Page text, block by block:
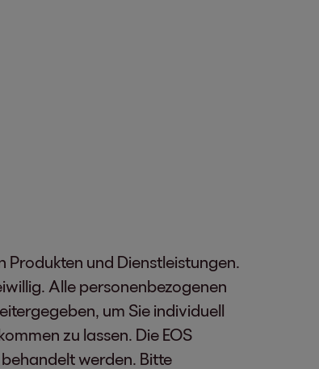
Produkten und Dienstleistungen.
Alle personenbezogenen
um Sie individuell
zu lassen. Die EOS
werden. Bitte